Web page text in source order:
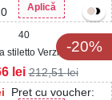
Aplică
-20%
40
stiletto Verzi din Piele
Intoarsa Zalika
Pret cu voucher:
lei 212,51lei